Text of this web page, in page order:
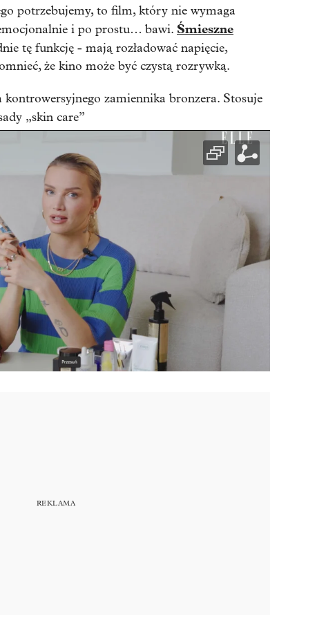
potrzebujemy, to film, który nie wymaga
i po prostu… bawi. Śmieszne
tę funkcję - mają rozładować napięcie,
że kino może być czystą rozrywką.
zamiennika bronzera. Stosuje
„skin care”